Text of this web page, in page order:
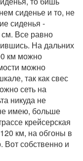
сиденье и то, не
сиденья -
Все равно
На дальних
км можно
можно
так как свес
сеть на
никуда не
имею, больше
крейсерская
км, на обгоны в
Вот собственно и